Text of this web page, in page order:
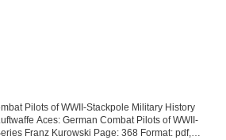
Pilots of WWII-Stackpole Military History
Aces: German Combat Pilots of WWII-
Franz Kurowski Page: 368 Format: pdf,